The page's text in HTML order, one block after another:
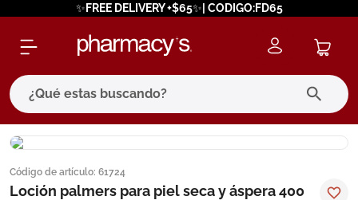
✨FREE DELIVERY +$65✨| CODIGO:FD65
¿Qué estas buscando?
Código de artículo: 61724
Loción palmers para piel seca y áspera 400
términos más buscados
1. eucerin